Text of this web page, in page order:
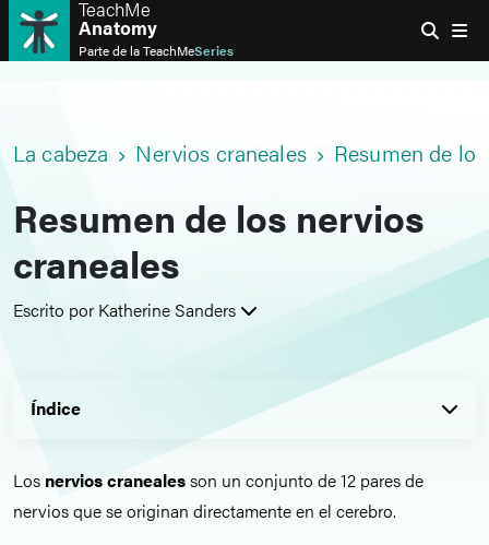
TeachMe
Anatomy
Parte de laTeachMeSeries
La cabeza Nervios craneales Resumen de
Resumen de los nervios
craneales
Escrito por Katherine Sanders
Índice
Los nervios cranealesson un conjunto de 12 pares de
nervios que se originan directamente en el cerebro.